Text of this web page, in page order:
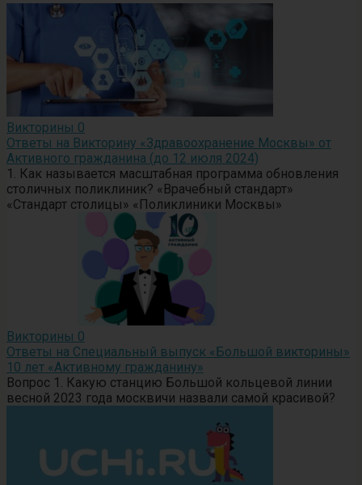
Викторины 0
Ответы на Викторину «Здравоохранение Москвы» от
Активного гражданина (до 12 июля 2024)
1. Как называется масштабная программа обновления
столичных поликлиник? «Врачебный стандарт»
«Стандарт столицы» «Поликлиники Москвы»
Викторины 0
Ответы на Специальный выпуск «Большой викторины»
10 лет «Активному гражданину»
Вопрос 1. Какую станцию Большой кольцевой линии
весной 2023 года москвичи назвали самой красивой?